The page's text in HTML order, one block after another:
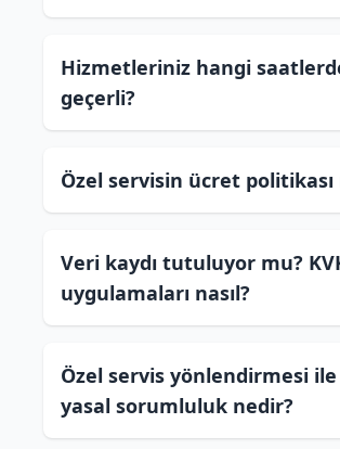
Hizmetleriniz hangi
geçerli?
Özel servisin ücret politikası
Veri kaydı tutuluyor mu?
uygulamaları nasıl?
Özel servis yönlendirmesi
yasal sorumluluk nedir?